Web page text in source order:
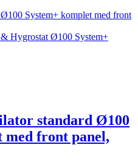
System+ komplet med front
Hygrostat Ø100 System+
standard Ø100
med front panel,